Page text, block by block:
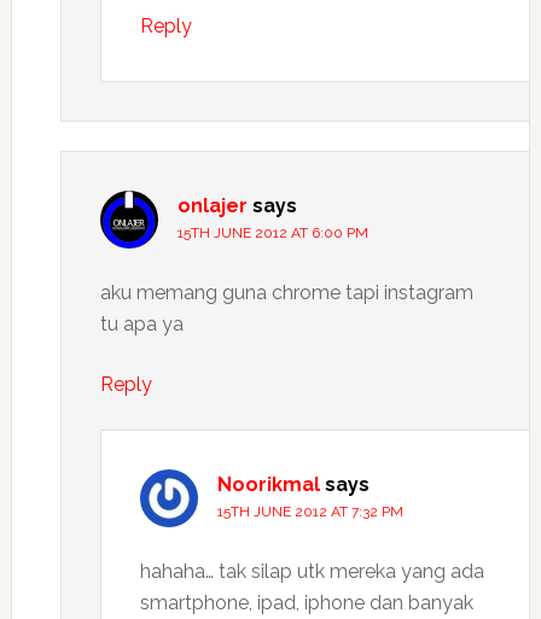
Reply
onlajer says
15TH JUNE 2012 AT 6:00 PM
aku memang guna chrome tapi instagram
tu apa ya
Reply
Noorikmal says
15TH JUNE 2012 AT 7:32 PM
hahaha… tak silap utk mereka yang ada
smartphone, ipad, iphone dan banyak